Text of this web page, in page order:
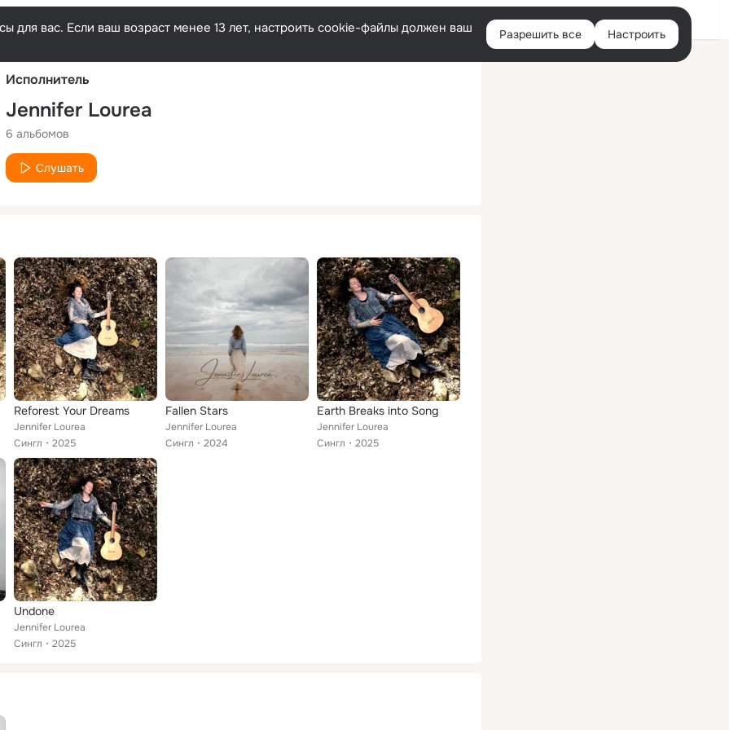
Русский Войти
для вас. Если ваш возраст менее 13 лет, настроить cookie-файлы должен ваш
Разрешить все Настроить
Исполнитель
Jennifer Lourea
6 альбомов
Слушать
Reforest Your Dreams
Jennifer Lourea
Сингл
2025
Fallen Stars
Jennifer Lourea
Сингл
2024
Earth Breaks into Song
Jennifer Lourea
Сингл
2025
Undone
Jennifer Lourea
Сингл
2025